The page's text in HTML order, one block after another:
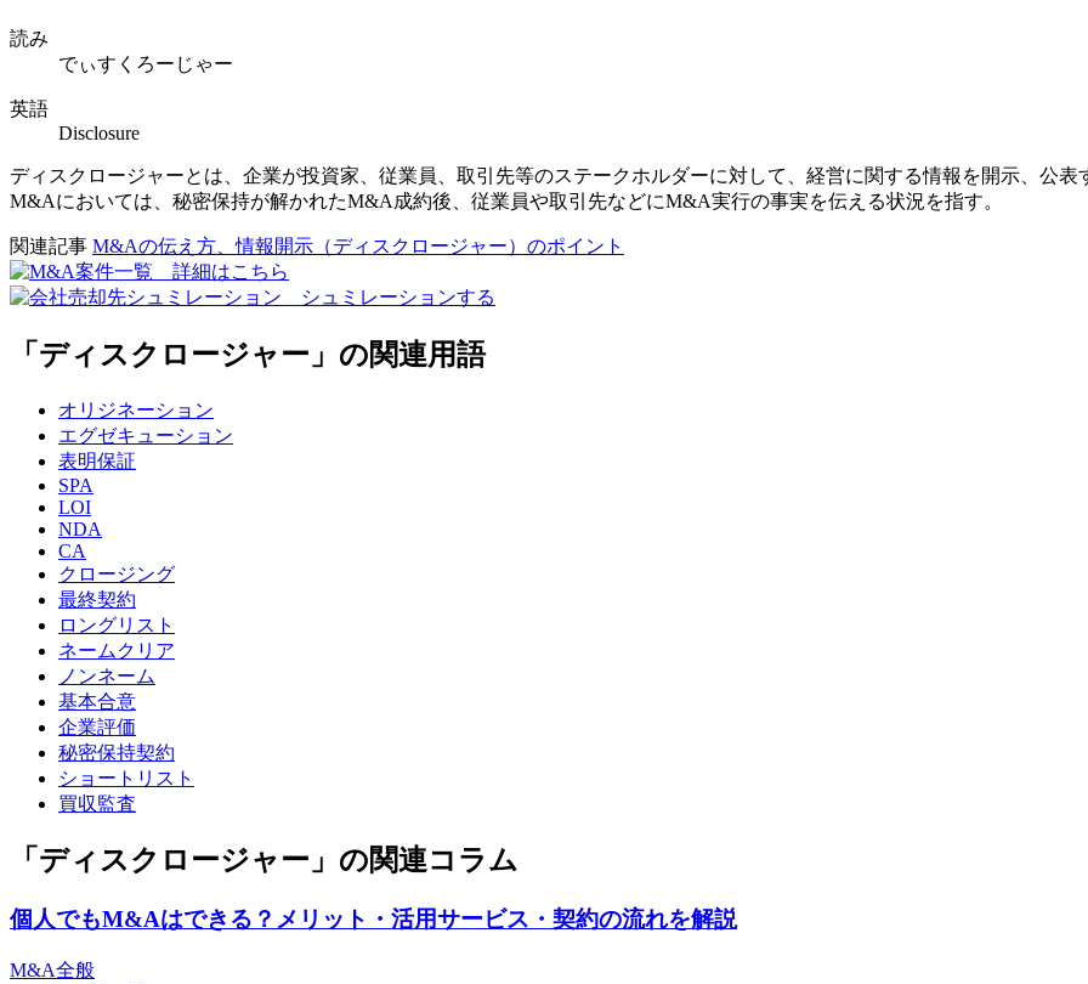
読み
でぃすくろーじゃー
英語
Disclosure
ディスクロージャーとは、企業が投資家、従業員、取引先等のステークホルダーに対して、経営に関する情報を開示、公表
M&Aにおいては、秘密保持が解かれたM&A成約後、従業員や取引先などにM&A実行の事実を伝える状況を指す。
関連記事 M&Aの伝え方、情報開示（ディスクロージャー）のポイント
「ディスクロージャー」の関連用語
オリジネーション
エグゼキューション
表明保証
SPA
LOI
NDA
CA
クロージング
最終契約
ロングリスト
ネームクリア
ノンネーム
基本合意
企業評価
秘密保持契約
ショートリスト
買収監査
「ディスクロージャー」の関連コラム
個人でもM&Aはできる？メリット・活用サービス・契約の流れを解説
M&A全般